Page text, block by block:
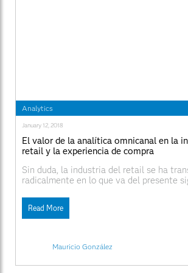
Analytics
Mauricio González
January 12, 2018
El valor de la analítica omnicanal en la
retail y la experiencia de compra
Sin duda, la industria del retail se ha
radicalmente en lo que va del presente
rebasado el espacio físico de las tiendas
a nuevos canales: sitios de comercio
aplicaciones móviles, call centers, medios
Read More